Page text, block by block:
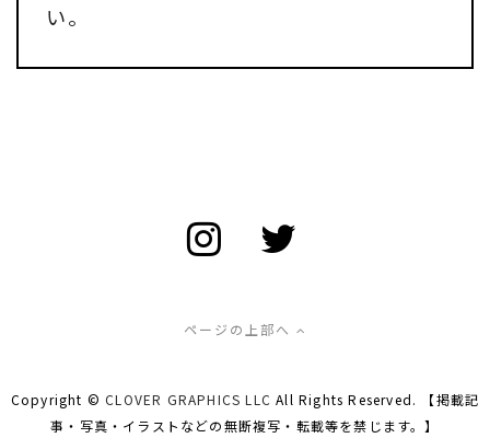
い。
ページの上部へ
Copyright ©CLOVER GRAPHICS LLC All Rights Reserved. 【掲載記
事・写真・イラストなどの無断複写・転載等を禁じます。】